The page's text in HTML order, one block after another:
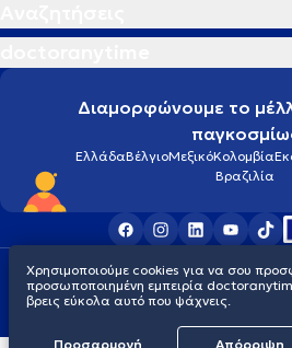
Διαμορφώνουμε το
ΕλλάδαΒέλγιοΜεξικόΚολομβία
Βραζιλία
Οροι χρήσηςCookiesΠολιτική
© 2026
Χρησιμοποιούμε cookies για να σου
προσωποποιημένη εμπειρία
βρεις εύκολα αυτό που ψάχνεις.
Προσαρμογή Απόρριψη